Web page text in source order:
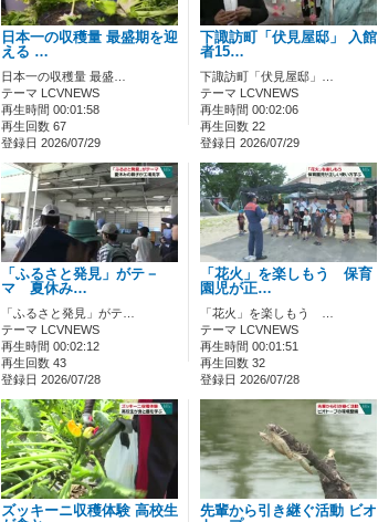
日本一の収穫量 最盛期を迎
える …
日本一の収穫量 最盛…
テーマ LCVNEWS
再生時間 00:01:58
再生回数 67
登録日 2026/07/29
下諏訪町「伏見屋邸」 入館
者15…
下諏訪町「伏見屋邸」…
テーマ LCVNEWS
再生時間 00:02:06
再生回数 22
登録日 2026/07/29
「ふるさと発見」がテ－
マ 夏休み…
「ふるさと発見」がテ…
テーマ LCVNEWS
再生時間 00:02:12
再生回数 43
登録日 2026/07/28
「花火」を楽しもう 保育
園児が正…
「花火」を楽しもう …
テーマ LCVNEWS
再生時間 00:01:51
再生回数 32
登録日 2026/07/28
ズッキーニ収穫体験 高校生
先輩から引き継ぐ活動 ビオ